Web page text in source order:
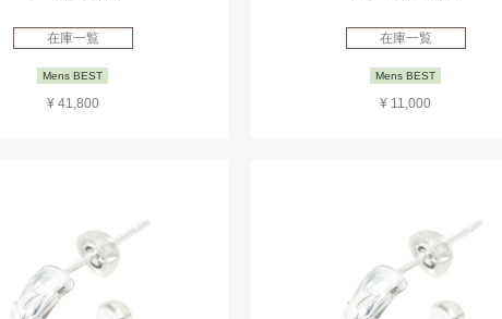
在庫一覧
Mens BEST
¥ 41,800
在庫一覧
Mens BEST
¥ 11,000